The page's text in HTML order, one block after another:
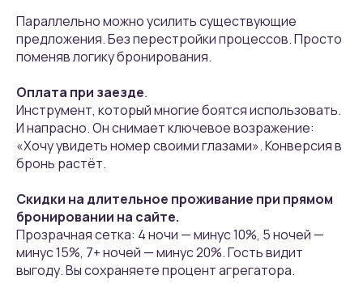
Параллельно можно усилить существующие
предложения. Без перестройки процессов. Просто
поменяв логику бронирования.
Оплата при заезде.
Инструмент, который многие боятся использовать.
И напрасно. Он снимает ключевое возражение:
«Хочу увидеть номер своими глазами». Конверсия в
бронь растёт.
Скидки на длительное проживание при прямом
бронировании на сайте.
Прозрачная сетка: 4 ночи — минус 10%, 5 ночей —
минус 15%, 7+ ночей — минус 20%. Гость видит
выгоду. Вы сохраняете процент агрегатора.